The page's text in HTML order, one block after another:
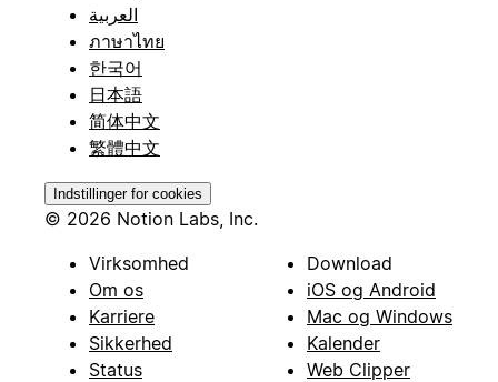
العربية
ภาษาไทย
한국어
日本語
简体中文
繁體中文
Indstillinger for cookies
© 2026 Notion Labs, Inc.
Virksomhed
Om os
Karriere
Sikkerhed
Status
Download
iOS og Android
Mac og Windows
Kalender
Web Clipper